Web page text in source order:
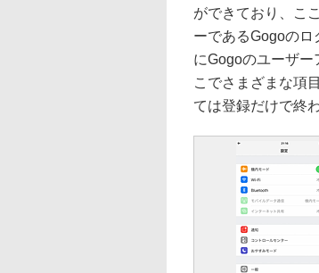
ができており、こ
ーであるGogoの
にGogoのユーザー
こでさまざまな項
ては登録だけで終